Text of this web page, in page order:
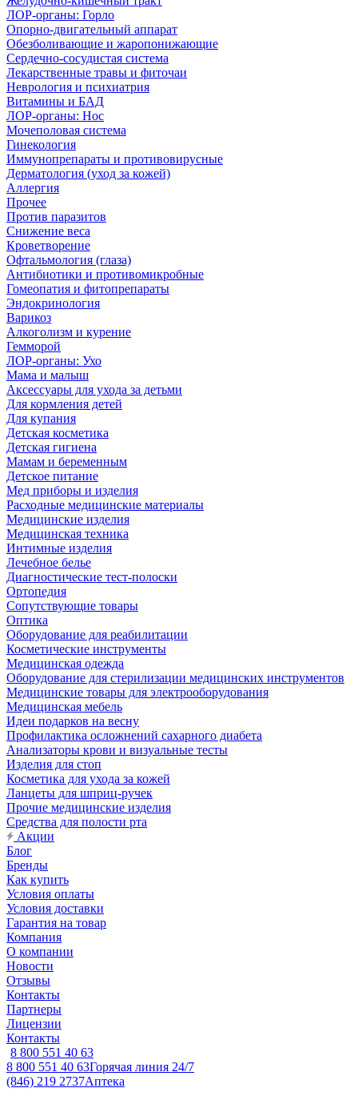
ЛОР-органы: Горло
Опорно-двигательный аппарат
Обезболивающие и жаропонижающие
Сердечно-сосудистая система
Лекарственные травы и фиточаи
Неврология и психиатрия
Витамины и БАД
ЛОР-органы: Нос
Мочеполовая система
Гинекология
Иммунопрепараты и противовирусные
Дерматология (уход за кожей)
Аллергия
Прочее
Против паразитов
Снижение веса
Кроветворение
Офтальмология (глаза)
Антибиотики и противомикробные
Гомеопатия и фитопрепараты
Эндокринология
Варикоз
Алкоголизм и курение
Гемморой
ЛОР-органы: Ухо
Мама и малыш
Аксессуары для ухода за детьми
Для кормления детей
Для купания
Детская косметика
Детская гигиена
Мамам и беременным
Детское питание
Мед приборы и изделия
Расходные медицинские материалы
Медицинские изделия
Медицинская техника
Интимные изделия
Лечебное белье
Диагностические тест-полоски
Ортопедия
Сопутствующие товары
Оптика
Оборудование для реабилитации
Косметические инструменты
Медицинская одежда
Оборудование для стерилизации медицинских инструментов
Медицинские товары для электрооборудования
Медицинская мебель
Идеи подарков на весну
Профилактика осложнений сахарного диабета
Анализаторы крови и визуальные тесты
Изделия для стоп
Косметика для ухода за кожей
Ланцеты для шприц-ручек
Прочие медицинские изделия
Средства для полости рта
Акции
Блог
Бренды
Как купить
Условия оплаты
Условия доставки
Гарантия на товар
Компания
О компании
Новости
Отзывы
Контакты
Партнеры
Лицензии
Контакты
8 800 551 40 63
8 800 551 40 63Горячая линия 24/7
(846) 219 2737Аптека